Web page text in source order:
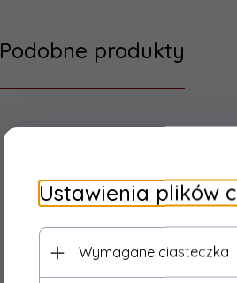
Podobne produkty
Ustawienia plików
Wymagane ciasteczka